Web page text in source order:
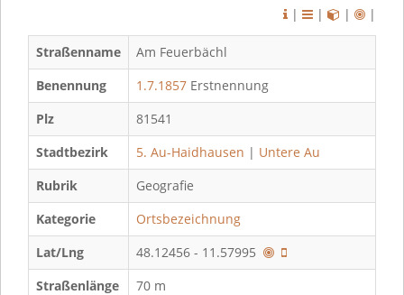
| | | |
Straßenname
Am Feuerbächl
Benennung
1.7.1857 Erstnennung
Plz
81541
Stadtbezirk
5. Au-Haidhausen | Untere Au
Rubrik
Geografie
Kategorie
Ortsbezeichnung
Lat/Lng
48.12456 - 11.57995
Straßenlänge
70 m